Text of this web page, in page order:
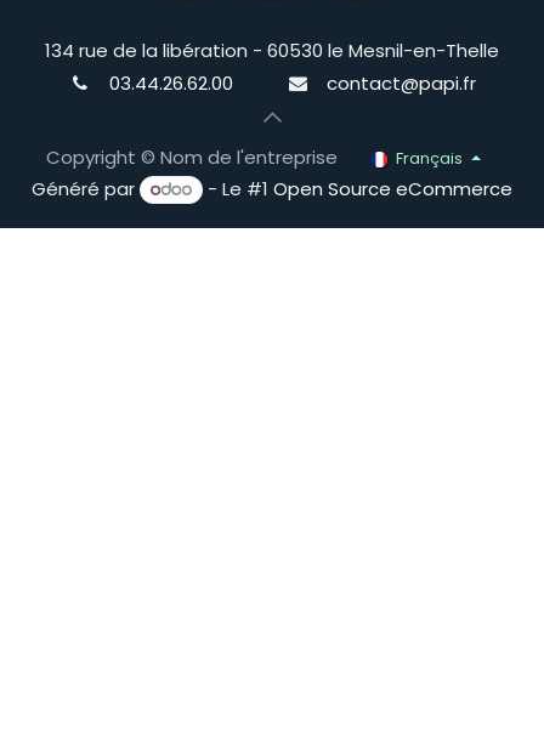
134 rue de la libération - 60530 le Mesnil-en-Thelle
03.44.26.62.00
contact@papi.fr
Copyright © Nom de l'entreprise Français
Généré par - Le #1 Open Source eCommerce